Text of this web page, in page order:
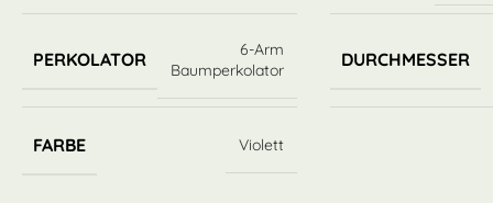
PERKOLATOR
6-Arm
Baumperkolator
DURCHMESSER
FARBE Violett